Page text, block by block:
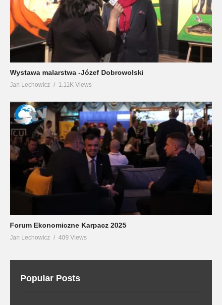
Wystawa malarstwa -Józef Dobrowolski
Jan Lechowicz 1.11K Views
Forum Ekonomiczne Karpacz 2025
Jan Lechowicz 409 Views
Popular Posts